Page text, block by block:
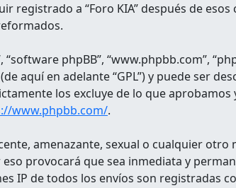
a “Foro KIA” después de
phpBB”, “www.phpbb.com”,
(de aquí en adelante “GPL”) y puede ser
los excluye de lo que
www.phpbb.com/.
amenazante, sexual o cualquier
provocará que sea inmediata y
IP de todos los envíos son registradas